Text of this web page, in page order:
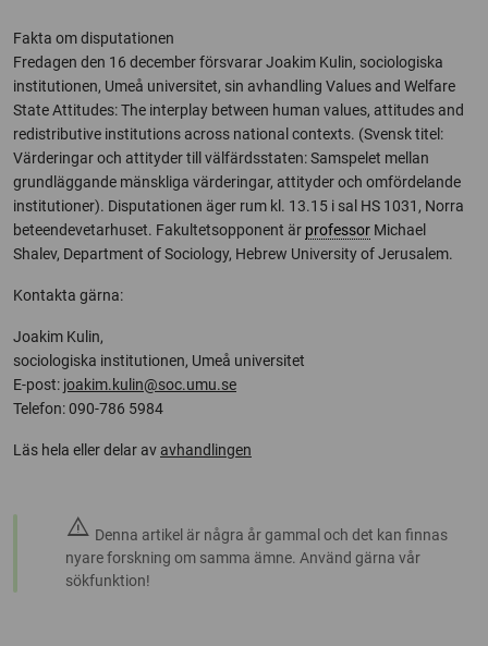
Fakta om disputationen
Fredagen den 16 december försvarar Joakim Kulin, sociologiska
institutionen, Umeå universitet, sin avhandling Values and Welfare
State Attitudes: The interplay between human values, attitudes and
redistributive institutions across national contexts. (Svensk titel:
Värderingar och attityder till välfärdsstaten: Samspelet mellan
grundläggande mänskliga värderingar, attityder och omfördelande
institutioner). Disputationen äger rum kl. 13.15 i sal HS 1031, Norra
beteendevetarhuset. Fakultetsopponent är professor Michael
Shalev, Department of Sociology, Hebrew University of Jerusalem.
Kontakta gärna:
Joakim Kulin,
sociologiska institutionen, Umeå universitet
E-post: joakim.kulin@soc.umu.se
Telefon: 090-786 5984
Läs hela eller delar avavhandlingen
warning Denna artikel är några år gammal och det kan finnas
nyare forskning om samma ämne. Använd gärna vår
sökfunktion!